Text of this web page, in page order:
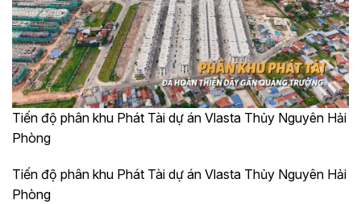
Tiến độ phân khu Phát Tài dự án Vlasta Thủy Nguyên Hải
Phòng
Tiến độ phân khu Phát Tài dự án Vlasta Thủy Nguyên Hải
Phòng